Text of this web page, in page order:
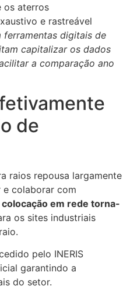
os aterros
e rastreável
ferramentas digitais de
capitalizar os dados
a comparação ano
de
raios repousa largamente
colaborar com
colocação em rede torna-
os sites industriais
pelo INERIS
garantindo a
do setor.